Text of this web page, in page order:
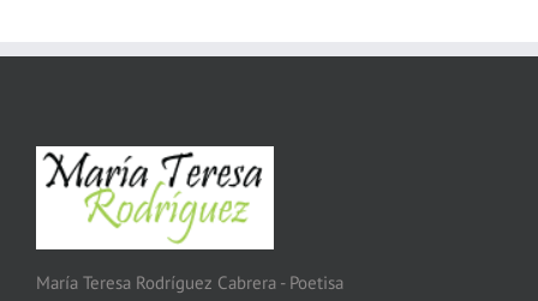
María Teresa Rodríguez Cabrera - Poetisa